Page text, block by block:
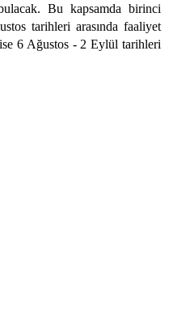
Bu kapsamda birinci
tarihleri arasında faaliyet
6 Ağustos - 2 Eylül tarihleri